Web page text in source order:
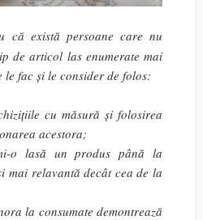
că există persoane care nu
de articol las enumerate mai
le fac și le consider de folos:
cu măsură și folosirea
acestora;
o lasă un produs până la
mai relavantă decât cea de la
la consumate demontrează